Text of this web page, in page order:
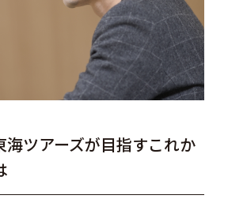
海ツアーズが目指すこれか